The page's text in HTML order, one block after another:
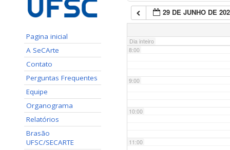
Pagina inicial
A SeCArte
Contato
Perguntas Frequentes
Equipe
Organograma
Relatórios
Brasão
UFSC/SECARTE
29 DE JUNHO DE
Dia inteiro
7:00
8:00
9:00
10:00
11:00